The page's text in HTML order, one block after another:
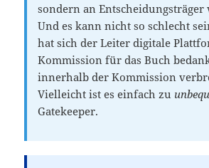
sondern an Entscheidungsträger
Und es kann nicht so schlecht
hat sich der Leiter digitale
Kommission für das Buch
innerhalb der Kommission
Vielleicht ist es einfach zu
Gatekeeper.